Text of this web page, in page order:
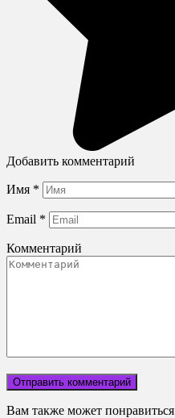
Добавить комментарий
Имя *
Email *
Комментарий
Вам также может понравиться